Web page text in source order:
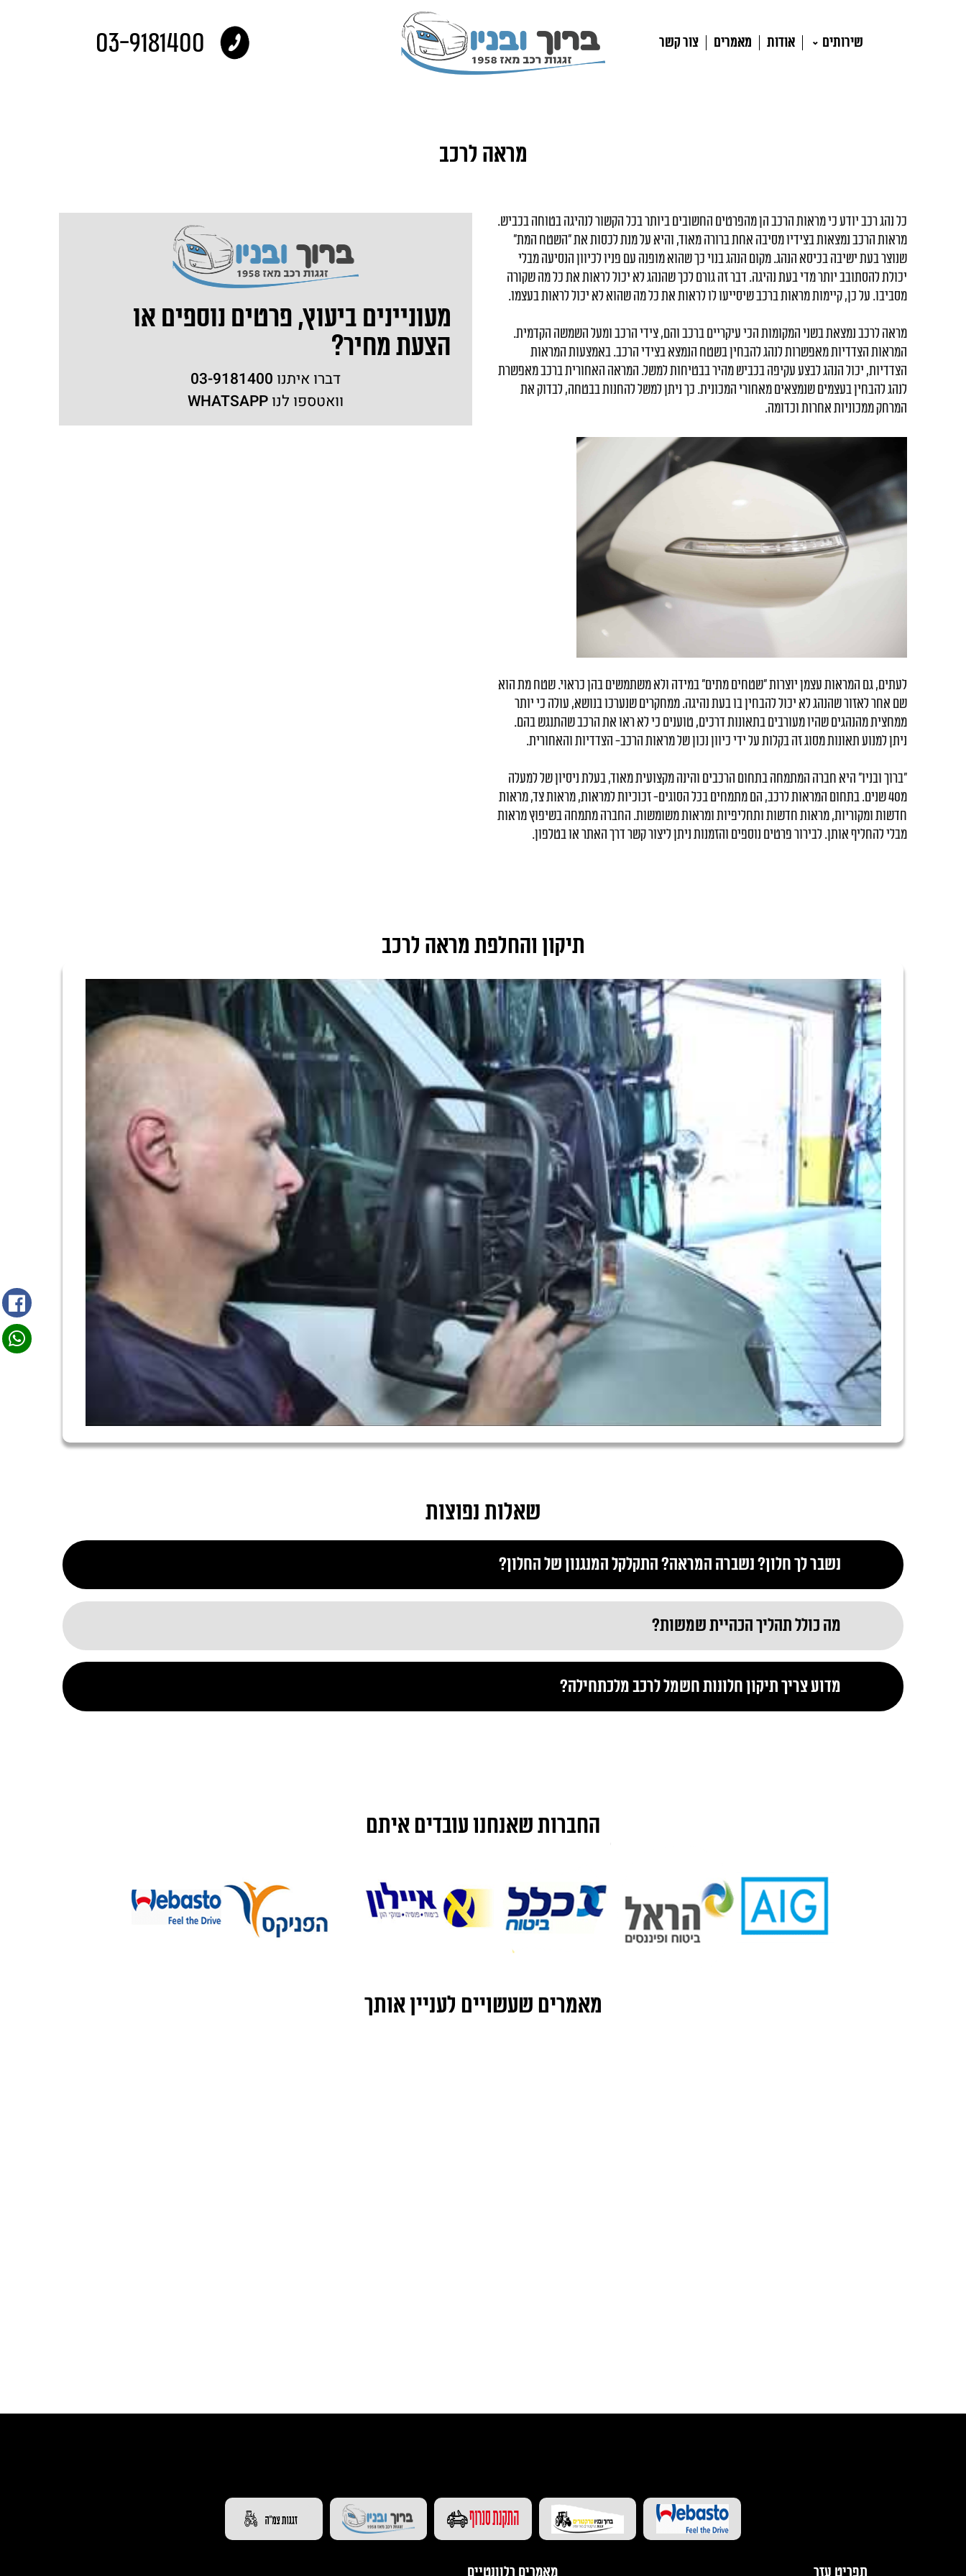
שירותים אודות מאמרים צור קשר 03-9181400
מראה לרכב
כל נהג רכב יודע כי מראות הרכב הן מהפרטים החשובים ביותר בכל הקשור לנהיגה בטוחה בכביש.
מראות הרכב נמצאות בצידיו מסיבה אחת ברורה מאוד, והיא על מנת לכסות את "השטח המת"
שנוצר בעת ישיבה בכיסא הנהג. מקום הנהג בנוי כך שהוא מופנה עם פניו לכיוון הנסיעה מבלי
יכולת להסתובב יותר מדי בעת נהיגה. דבר זה גורם לכך שהנהג לא יכול לראות את כל מה שקורה
מסביבו. על כן, קיימות מראות ברכב שיסייעו לו לראות את כל מה שהוא לא יכול לראות בעצמו.
מראה לרכב נמצאת בשני המקומות הכי עיקריים ברכב והם, צידי הרכב ומעל השמשה הקדמית.
המראות הצדדיות מאפשרות לנהג להבחין בשטח הנמצא בצידי הרכב. באמצעות המראות
הצדדיות, יכול הנהג לבצע עקיפה בכביש מהיר בבטיחות למשל. המראה האחורית ברכב מאפשרת
לנהג להבחין בעצמים שנמצאים מאחורי המכונית. כך ניתן למשל להחנות בבטחה, לבדוק את
המרחק ממכוניות אחרות וכדומה.
לעתים, גם המראות עצמן יוצרות "שטחים מתים" במידה ולא משתמשים בהן כראוי. שטח מת הוא
שם אחר לאזור שהנהג לא יכול להבחין בו בעת נהיגה. ממחקרים שנערכו בנושא, עולה כי יותר
ממחצית מהנהגים שהיו מעורבים בתאונות דרכים, טוענים כי לא ראו את הרכב שהתנגש בהם.
ניתן למנוע תאונות מסוג זה בקלות על ידי כיוון נכון של מראות הרכב- הצדדיות והאחורית.
"ברוך ובניו" היא חברה המתמחה בתחום הרכבים והינה מקצועית מאוד, בעלת ניסיון של למעלה
מ40 שנים. בתחום המראות לרכב, הם מתמחים בכל הסוגים- זכוכיות למראות, מראות צד, מראות
חדשות ומקוריות, מראות חדשות ותחליפיות ומראות משומשות. החברה מתמחה בשיפוץ מראות
מבלי להחליף אותן. לבירור פרטים נוספים והזמנות ניתן ליצור קשר דרך האתר או בטלפון.
מעוניינים ביעוץ, פרטים נוספים או
הצעת מחיר?
דברו איתנו 03-9181400
וואטספו לנוWHATSAPP
תיקון והחלפת מראה לרכב
שאלות נפוצות
נשבר לך חלון? נשברה המראה? התקלקל המנגנון של החלון?
מה כולל תהליך הכהיית שמשות?
מדוע צריך תיקון חלונות חשמל לרכב מלכתחילה?
החברות שאנחנו עובדים איתם
מאמרים שעשויים לעניין אותך